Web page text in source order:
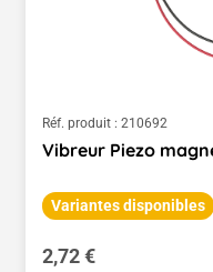
Réf. produit : 210692
Vibreur Piezo
Variantes disponibles
Prix régulier :
2,72 €